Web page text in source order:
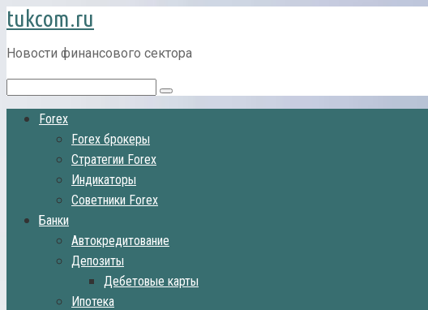
Перейти
к
контенту
tukcom.ru
Новости финансового сектора
Поиск:
Forex
Forex брокеры
Стратегии Forex
Индикаторы
Советники Forex
Банки
Автокредитование
Депозиты
Дебетовые карты
Ипотека